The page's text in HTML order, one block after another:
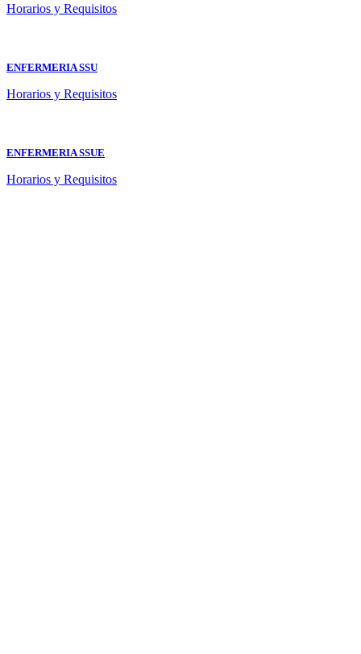
Horarios y Requisitos
ENFERMERIA SSU
Horarios y Requisitos
ENFERMERIA SSUE
Horarios y Requisitos